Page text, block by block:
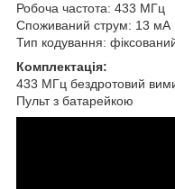
Робоча частота: 433 МГц
Споживаний струм: 13 мА
Тип кодування:
Комплектація:
433 МГц бездротовий
Пульт з батарейкою